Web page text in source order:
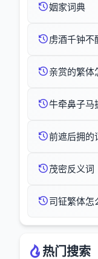
姻家词典
虏酒千钟不
亲赏的繁体
牛牵鼻子马
前遮后拥的
茂密反义词
司钲繁体怎
热门搜索